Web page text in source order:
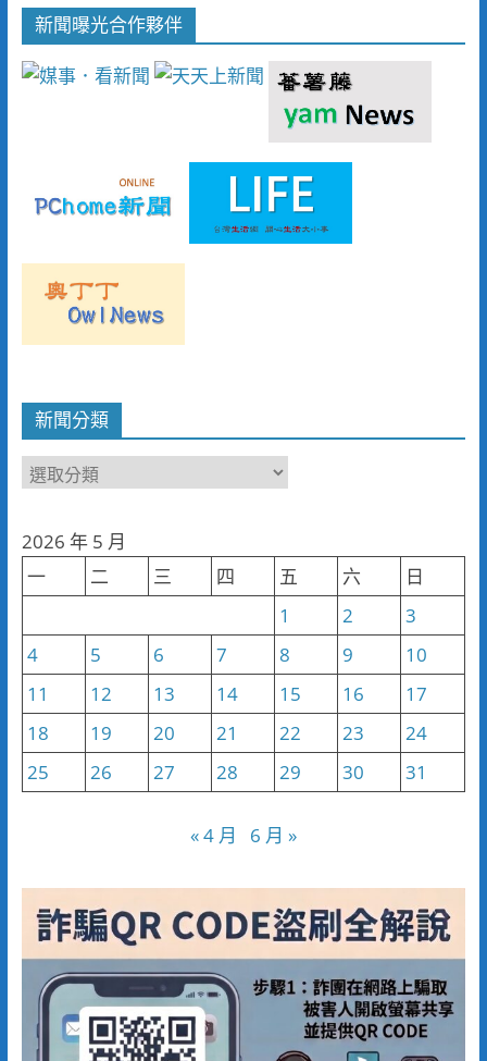
新聞曝光合作夥伴
新聞分類
新
類
2026 年 5 月
一
二 三 四 五 六
日
1
2
3
4
5 6 7 8 9
10
11
12 13 14 15 16
17
18
19 20 21 22 23
24
25
26 27 28 29 30 31
« 4 月 6 月 »